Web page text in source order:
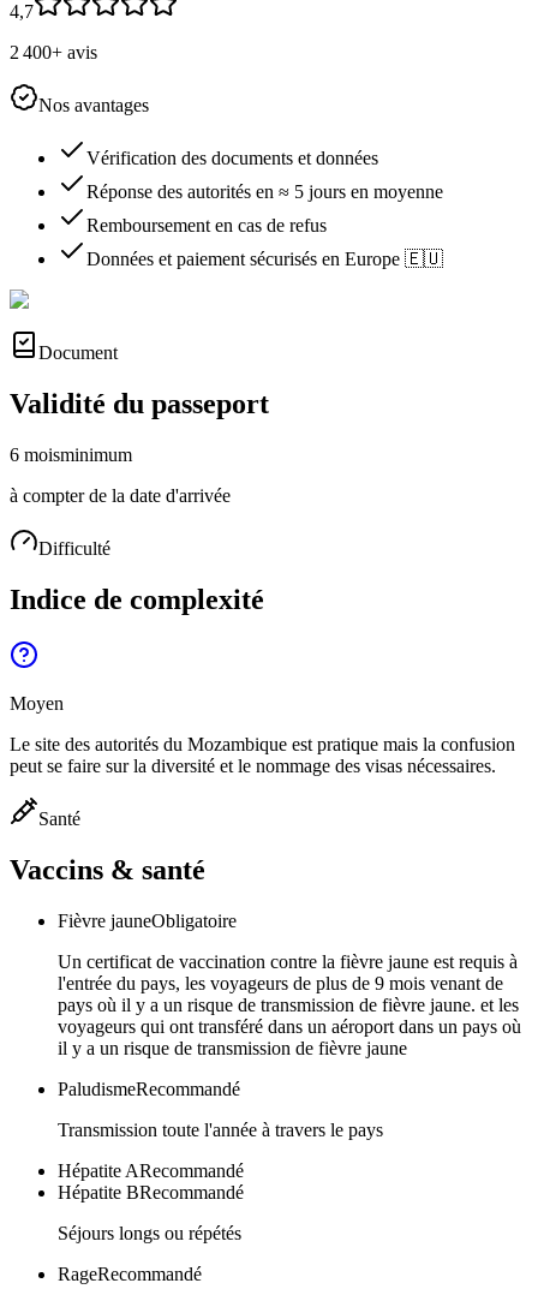
4,7
2 400+ avis
Nos avantages
Vérification des documents et données
Réponse des autorités en ≈ 5 jours en moyenne
Remboursement en cas de refus
Données et paiement sécurisés en Europe 🇪🇺
Document
Validité du passeport
6 moisminimum
à compter de la date d'arrivée
Difficulté
Indice de complexité
Moyen
Le site des autorités du Mozambique est pratique mais la confusion
peut se faire sur la diversité et le nommage des visas nécessaires.
Santé
Vaccins & santé
Fièvre jauneObligatoire
Un certificat de vaccination contre la fièvre jaune est requis à
l'entrée du pays, les voyageurs de plus de 9 mois venant de
pays où il y a un risque de transmission de fièvre jaune. et les
voyageurs qui ont transféré dans un aéroport dans un pays où
il y a un risque de transmission de fièvre jaune
PaludismeRecommandé
Transmission toute l'année à travers le pays
Hépatite ARecommandé
Hépatite BRecommandé
Séjours longs ou répétés
RageRecommandé